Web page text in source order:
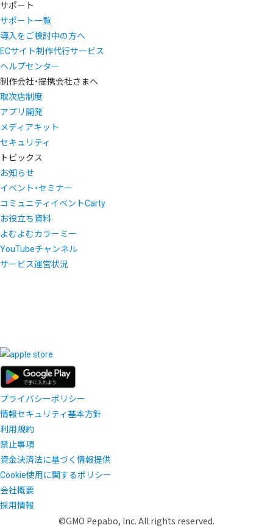
サポート
サポート一覧
導入をご検討中の方へ
ECサイト制作代行サービス
ヘルプセンター
制作会社・提携会社さまへ
取次店制度
アプリ開発
メディアキット
セキュリティ
トピックス
お知らせ
イベント・セミナー
コミュニティイベントCarty
お役立ち資料
よむよむカラーミー
YouTubeチャンネル
サービス運営状況
プライバシーポリシー
情報セキュリティ基本方針
利用規約
禁止事項
資金決済法に基づく情報提供
Cookie使用に関するポリシー
会社概要
採用情報
©GMO Pepabo, Inc. All rights reserved.